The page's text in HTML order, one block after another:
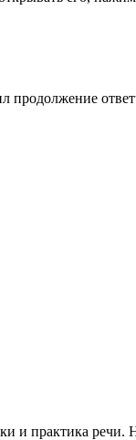
продолжение
и практика речи.